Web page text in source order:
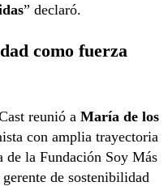
” declaró.
como fuerza
reunió a María de los
con amplia trayectoria
la Fundación Soy Más
gerente de sostenibilidad